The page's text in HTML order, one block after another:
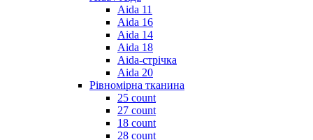
Aida 11
Aida 16
Aida 14
Aida 18
Aida-стрічка
Aida 20
Рівномірна тканина
25 count
27 count
18 count
28 count